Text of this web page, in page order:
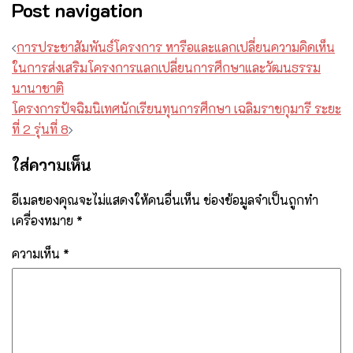
Post navigation
การประชาสัมพันธ์โครงการ หารือและแลกเปลี่ยนความคิดเห็น
ในการส่งเสริมโครงการแลกเปลี่ยนการศึกษาและวัฒนธรรม
นานาชาติ
โครงการปัจฉิมนิเทศนักเรียนทุนการศึกษา เฉลิมราชกุมารี ระยะ
ที่ 2 รุ่นที่ 8
ใส่ความเห็น
อีเมลของคุณจะไม่แสดงให้คนอื่นเห็น ช่องข้อมูลจำเป็นถูกทำ
เครื่องหมาย *
ความเห็น *